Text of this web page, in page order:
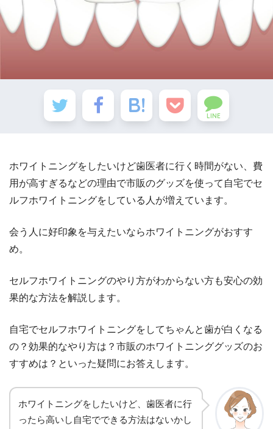
LINE
ホワイトニングをしたいけど歯医者に行く時間がない、費
用が高すぎるなどの理由で市販のグッズを使って自宅でセ
ルフホワイトニングをしている人が増えています。
会う人に好印象を与えたいならホワイトニングがおすす
め。
セルフホワイトニングのやり方がわからない方も安心の効
果的な方法を解説します。
自宅でセルフホワイトニングをしてちゃんと歯が白くなる
の？効果的なやり方は？市販のホワイトニンググッズのお
すすめは？といった疑問にお答えします。
ホワイトニングをしたいけど、歯医者に行
ったら高いし自宅でできる方法はないかし